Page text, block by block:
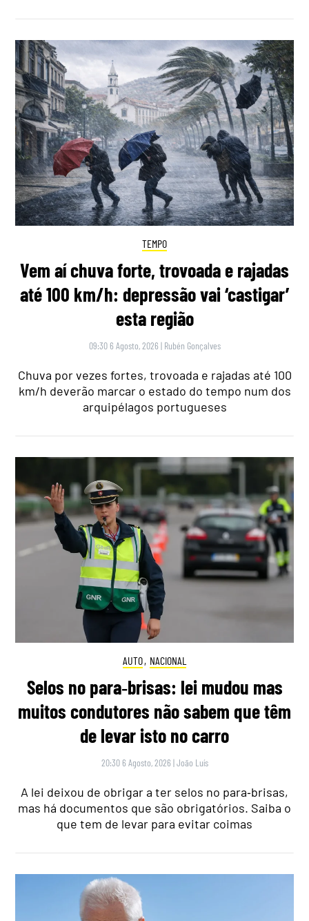
TEMPO
Vem aí chuva forte, trovoada e rajadas
até 100 km/h: depressão vai ‘castigar’
esta região
09:30 6 Agosto, 2026 | Rubén Gonçalves
Chuva por vezes fortes, trovoada e rajadas até 100
km/h deverão marcar o estado do tempo num dos
arquipélagos portugueses
AUTO, NACIONAL
Selos no para‑brisas: lei mudou mas
muitos condutores não sabem que têm
de levar isto no carro
20:30 6 Agosto, 2026 |João Luís
A lei deixou de obrigar a ter selos no para‑brisas,
mas há documentos que são obrigatórios. Saiba o
que tem de levar para evitar coimas